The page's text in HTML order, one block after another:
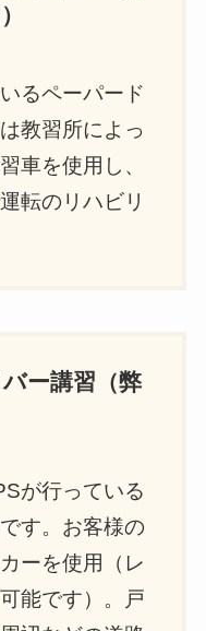
るペーパード
教習所によっ
車を使用し、
転のリハビリ
ー講習（弊
が行っている
す。お客様の
ーを使用（レ
能です）。戸